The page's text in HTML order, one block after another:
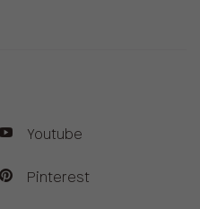
Youtube
Pinterest